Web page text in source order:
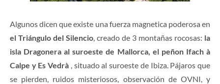
Algunos dicen que existe una fuerza magnetica poderosa en
el Triángulo del Silencio, creado de 3 montañas rocosas: la
isla Dragonera al suroeste de Mallorca, el peñon Ifach à
Calpe y Es Vedrà , situado al suroeste de Ibiza. Pájaros que
se pierden, ruidos misteriosos, observación de OVNI, y